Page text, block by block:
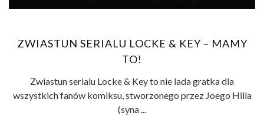
ZWIASTUN SERIALU LOCKE & KEY – MAMY
TO!
Zwiastun serialu Locke & Key to nie lada gratka dla
wszystkich fanów komiksu, stworzonego przez Joego Hilla
(syna ...